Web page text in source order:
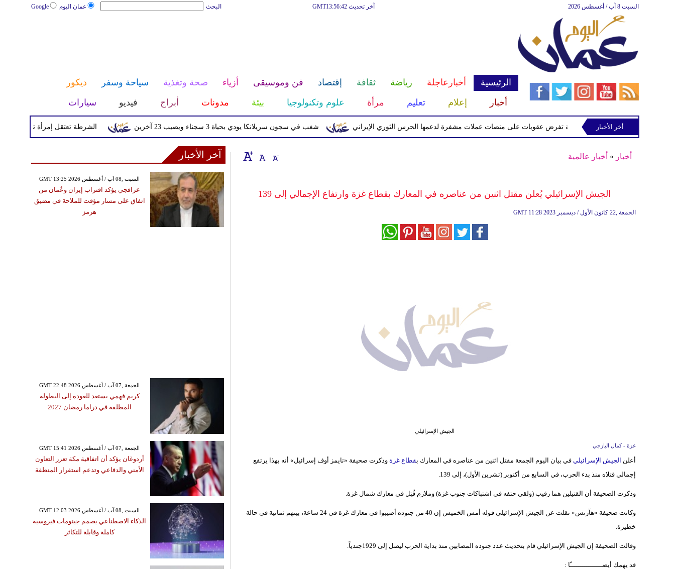
عمان اليوم Google البحث آخر تحديث GMT13:56:42 السبت 8 آب / أغسطس 2026
الرئيسية أخبارعاجلة رياضة ثقافة إقتصاد فن وموسيقى أزياء صحة وتغذية سياحة وسفر
ديكور
أخبار
إعلام تعليم مرأة علوم وتكنولوجيا بيئة مدونات أبراج فيديو سيارات
الشرطة تعتقل إمرأة تم القبض عليها شغب في سجون سريلانكا يودي بحياة 3 سجناء ويصيب 23 آخرين الخزانة الأميركية تفرض عقوبات على منصات عملات مشفرة لدعمها الحرس الثوري الإيراني
أخر الأخبار
أخبار » أخبار عالمية
الجيش الإسرائيلي يُعلن مقتل اثنين من عناصره في المعارك بقطاع غزة وارتفاع الإجمالي إلى 139
GMT 11:28 2023 الجمعة ,22 كانون الأول / ديسمبر
الجيش الإسرائيلي
غزة - كمال اليازجي
أعلن الجيش الإسرائيليفي بيان اليوم الجمعة مقتل اثنين من عناصره في المعارك بقطاع غزة وذكرت صحيفة «تايمز أوف إسرائيل» أنه بهذا يرتفع
إجمالي قتلاه منذ بدء الحرب، في السابع من أكتوبر (تشرين الأول)، إلى 139.
وذكرت الصحيفة أن القتيلين هما رقيب (ولقي حتفه في اشتباكات جنوب غزة) وملازم قُتِل في معارك شمال غزة.
وكانت صحيفة «هآرتس» نقلت عن الجيش الإسرائيلي قوله أمس الخميس إن 40 من جنوده أصيبوا في معارك غزة في 24 ساعة، بينهم ثمانية في حالة
خطيرة.
وقالت الصحيفة إن الجيش الإسرائيلي قام بتحديث عدد جنوده المصابين منذ بداية الحرب ليصل إلى 1929جندياً.
قد يهمك أيضــــــــــــــــًا :
آخر الأخبار
GMT 13:25 2026 السبت ,08 آب / أغسطس
عراقجي يؤكد اقتراب إيران وعُمان من
اتفاق على مسار مؤقت للملاحة في مضيق
هرمز
GMT 22:48 2026 الجمعة ,07 آب / أغسطس
كريم فهمي يستعد للعودة إلى البطولة
المطلقة في دراما رمضان 2027
GMT 15:41 2026 الجمعة ,07 آب / أغسطس
أردوغان يؤكد أن اتفاقية مكة تعزز التعاون
الأمني والدفاعي وتدعم استقرار المنطقة
GMT 12:03 2026 السبت ,08 آب / أغسطس
الذكاء الاصطناعي يصمم جينومات فيروسية
كاملة وقابلة للتكاثر